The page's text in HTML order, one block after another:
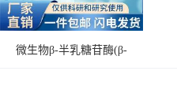
微生物β-半乳糖苷酶(β-